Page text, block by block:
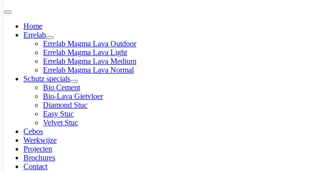
Home
Errelab
Errelab Magma Lava Outdoor
Errelab Magma Lava Light
Errelab Magma Lava Medium
Errelab Magma Lava Normal
Schutz specials
Bio Cement
Bio-Lava Gietvloer
Diamond Stuc
Easy Stuc
Velvet Stuc
Cebos
Werkwijze
Projecten
Brochures
Contact